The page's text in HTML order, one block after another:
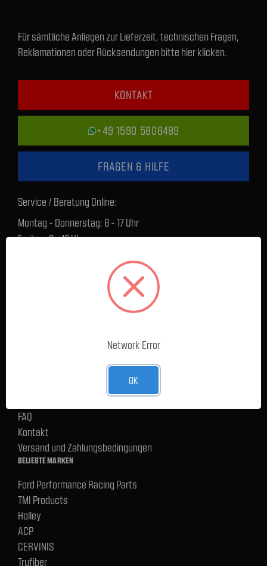
Für sämtliche Anliegen zur Lieferzeit, technischen Fragen,
Reklamationen oder Rücksendungen bitte hier klicken.
KONTAKT
+49 1590 5808489
FRAGEN & HILFE
Service / Beratung Online:
Montag - Donnerstag: 8 - 17 Uhr
Freitag: 8 - 16 Uhr
Lager Lauenstein (Warenabholungen):
Montag - Donnerstag: 7.30 - 15 Uhr
FAQ
Kontakt
Versand und Zahlungsbedingungen
BELIEBTE MARKEN
Ford Performance Racing Parts
TMI Products
Holley
ACP
CERVINIS
Trufiber
Network Error
OK